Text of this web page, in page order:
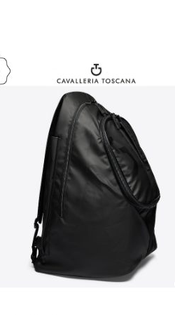
CAVALLERIA TOSCANA Hold-All
kpack BCK004PL089
¥57,200